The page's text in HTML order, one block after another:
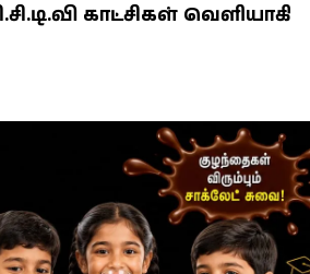
காட்சிகள் வெளியாகி